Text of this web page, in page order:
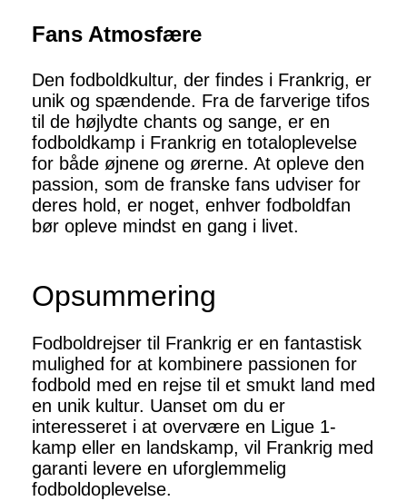
Fans Atmosfære
Den fodboldkultur, der findes i Frankrig, er
unik og spændende. Fra de farverige tifos
til de højlydte chants og sange, er en
fodboldkamp i Frankrig en totaloplevelse
for både øjnene og ørerne. At opleve den
passion, som de franske fans udviser for
deres hold, er noget, enhver fodboldfan
bør opleve mindst en gang i livet.
Opsummering
Fodboldrejser til Frankrig er en fantastisk
mulighed for at kombinere passionen for
fodbold med en rejse til et smukt land med
en unik kultur. Uanset om du er
interesseret i at overvære en Ligue 1-
kamp eller en landskamp, vil Frankrig med
garanti levere en uforglemmelig
fodboldoplevelse.